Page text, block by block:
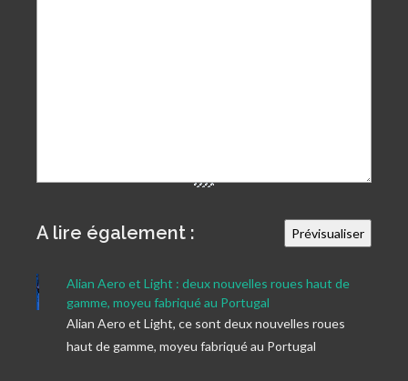
A lire également :
Alian Aero et Light : deux nouvelles roues haut de
gamme, moyeu fabriqué au Portugal
Alian Aero et Light, ce sont deux nouvelles roues
haut de gamme, moyeu fabriqué au Portugal